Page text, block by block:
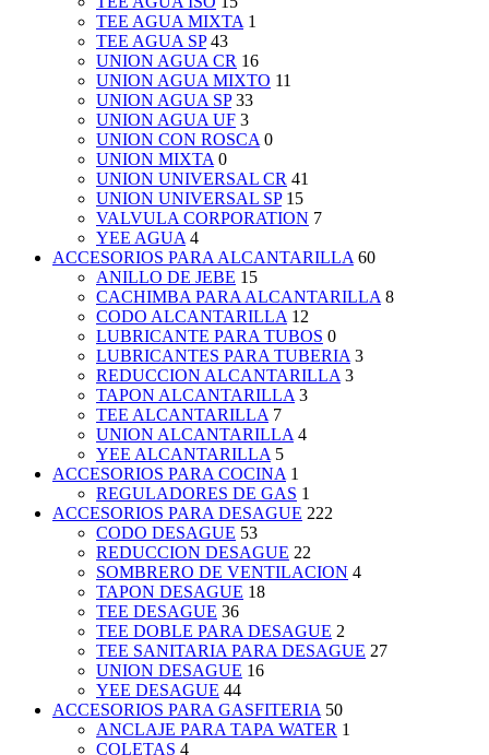
TEE AGUA MIXTA 1
TEE AGUA SP 43
UNION AGUA CR 16
UNION AGUA MIXTO 11
UNION AGUA SP 33
UNION AGUA UF 3
UNION CON ROSCA 0
UNION MIXTA 0
UNION UNIVERSAL CR 41
UNION UNIVERSAL SP 15
VALVULA CORPORATION 7
YEE AGUA 4
ACCESORIOS PARA ALCANTARILLA 60
ANILLO DE JEBE 15
CACHIMBA PARA ALCANTARILLA 8
CODO ALCANTARILLA 12
LUBRICANTE PARA TUBOS 0
LUBRICANTES PARA TUBERIA 3
REDUCCION ALCANTARILLA 3
TAPON ALCANTARILLA 3
TEE ALCANTARILLA 7
UNION ALCANTARILLA 4
YEE ALCANTARILLA 5
ACCESORIOS PARA COCINA 1
REGULADORES DE GAS 1
ACCESORIOS PARA DESAGUE 222
CODO DESAGUE 53
REDUCCION DESAGUE 22
SOMBRERO DE VENTILACION 4
TAPON DESAGUE 18
TEE DESAGUE 36
TEE DOBLE PARA DESAGUE 2
TEE SANITARIA PARA DESAGUE 27
UNION DESAGUE 16
YEE DESAGUE 44
ACCESORIOS PARA GASFITERIA 50
ANCLAJE PARA TAPA WATER 1
COLETAS 4